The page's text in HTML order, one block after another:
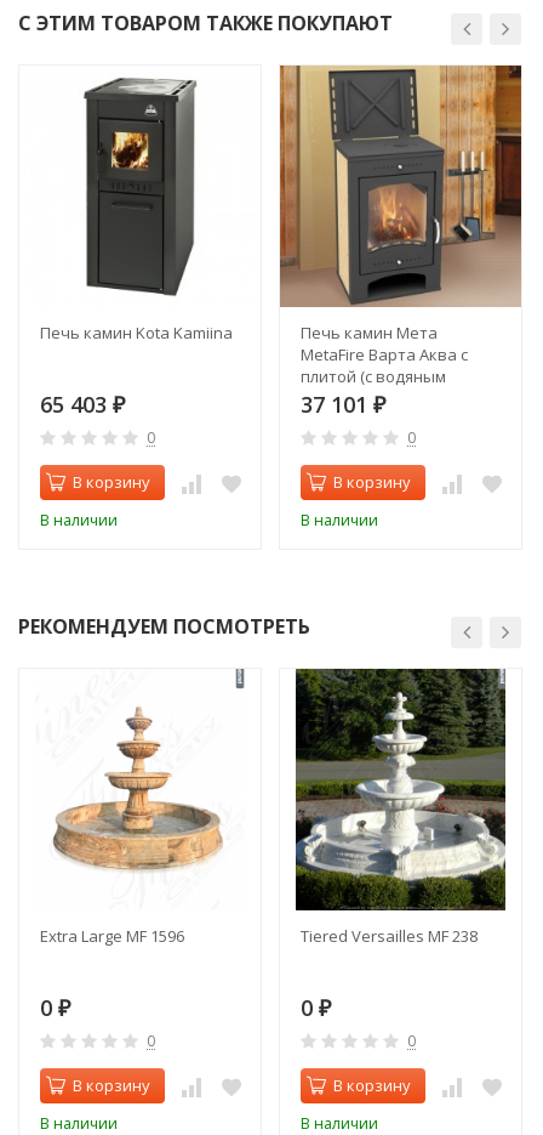
С ЭТИМ ТОВАРОМ ТАКЖЕ ПОКУПАЮТ
Печь камин Kota Kamiina
65 403 ₽
0
В корзину
В наличии
Печь камин Мета
MetaFire Варта Аква с
плитой (с водяным
контуром)
37 101 ₽
0
В корзину
В наличии
РЕКОМЕНДУЕМ ПОСМОТРЕТЬ
Extra Large MF 1596
0 ₽
0
В корзину
В наличии
Tiered Versailles MF 238
0 ₽
0
В корзину
В наличии